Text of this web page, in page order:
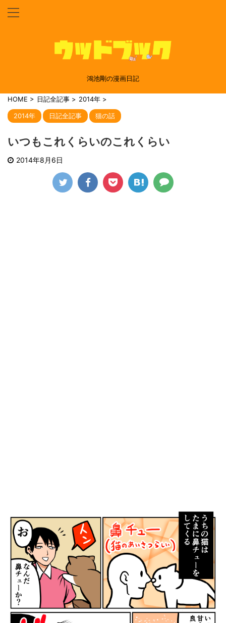
鴻池剛の漫画日記
HOME > 日記全記事 > 2014年 >
2014年 日記全記事 猫の話
いつもこれくらいのこれくらい
2014年8月6日